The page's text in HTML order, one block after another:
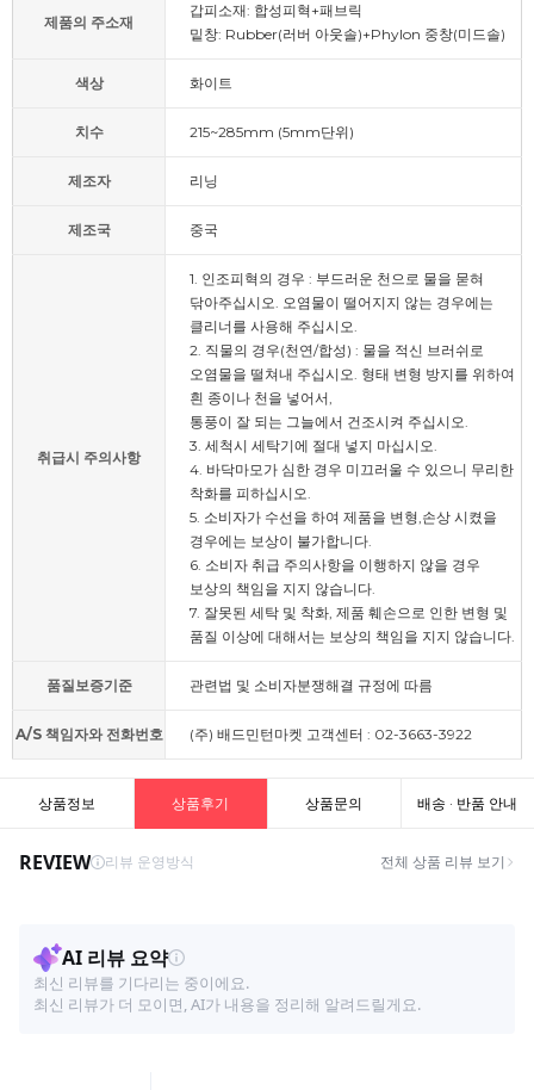
제품의 주소재
갑피소재: 합성피혁+패브릭
밑창: Rubber(러버 아웃솔)+Phylon 중창(미드솔)
색상 화이트
치수 215~285mm (5mm단위)
제조자 리닝
제조국 중국
취급시 주의사항
1. 인조피혁의 경우 : 부드러운 천으로 물을 묻혀
닦아주십시오. 오염물이 떨어지지 않는 경우에는
클리너를 사용해 주십시오.
2. 직물의 경우(천연/합성) : 물을 적신 브러쉬로
오염물을 떨쳐내 주십시오. 형태 변형 방지를 위하여
흰 종이나 천을 넣어서,
통풍이 잘 되는 그늘에서 건조시켜 주십시오.
3. 세척시 세탁기에 절대 넣지 마십시오.
4. 바닥마모가 심한 경우 미끄러울 수 있으니 무리한
착화를 피하십시오.
5. 소비자가 수선을 하여 제품을 변형,손상 시켰을
경우에는 보상이 불가합니다.
6. 소비자 취급 주의사항을 이행하지 않을 경우
보상의 책임을 지지 않습니다.
7. 잘못된 세탁 및 착화, 제품 훼손으로 인한 변형 및
품질 이상에 대해서는 보상의 책임을 지지 않습니다.
품질보증기준 관련법 및 소비자분쟁해결 규정에 따름
A/S 책임자와 전화번호 (주) 배드민턴마켓 고객센터 : 02-3663-3922
상품정보 상품후기 상품문의 배송 · 반품 안내